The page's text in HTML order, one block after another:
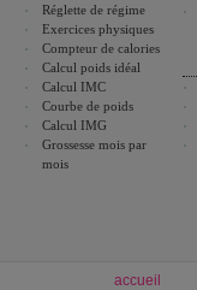
Réglette de régime
Exercices physiques
Compteur de calories
Calcul poids idéal
Calcul IMC
Courbe de poids
Calcul IMG
Grossesse mois par
mois
accueil